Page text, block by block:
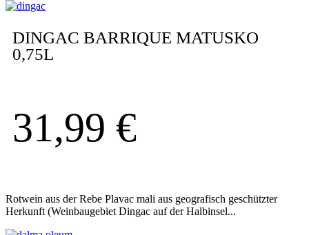
DINGAC BARRIQUE MATUSKO
0,75L
31,99 €
Rotwein aus der Rebe Plavac mali aus geografisch geschützter
Herkunft (Weinbaugebiet Dingac auf der Halbinsel...